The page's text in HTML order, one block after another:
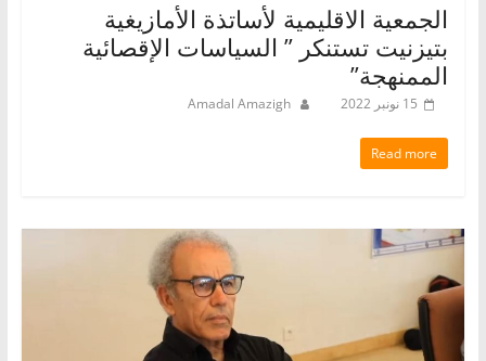
الجمعية الاقليمية لأساتذة الأمازيغية
بتيزنيت تستنكر ” السياسات الإقصائية
الممنهجة”
15 نونبر 2022 Amadal Amazigh
Read more